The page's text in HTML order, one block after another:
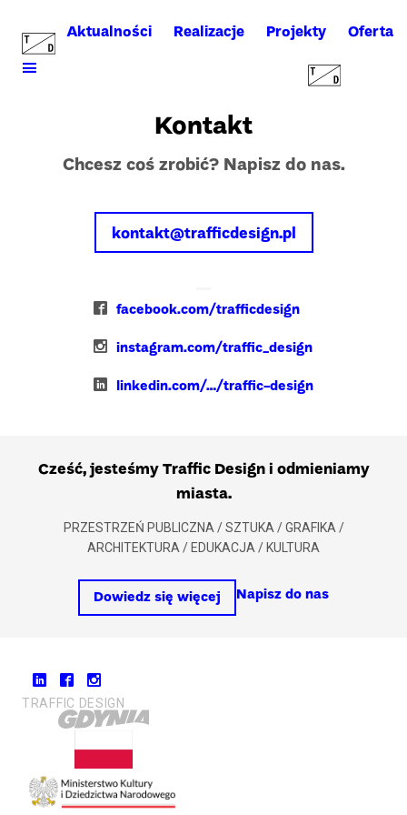
Aktualności Realizacje Projekty Oferta
Kontakt
Chcesz coś zrobić? Napisz do nas.
kontakt@trafficdesign.pl
facebook.com/trafficdesign
instagram.com/traffic_design
linkedin.com/…/traffic-design
Cześć, jesteśmy Traffic Design i odmieniamy
miasta.
PRZESTRZEŃ PUBLICZNA / SZTUKA / GRAFIKA /
ARCHITEKTURA / EDUKACJA / KULTURA
Dowiedz się więcej Napisz do nas
TRAFFIC DESIGN